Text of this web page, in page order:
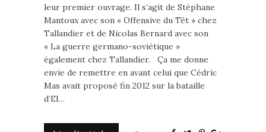
leur premier ouvrage. Il s’agit de Stéphane
Mantoux avec son « Offensive du Têt » chez
Tallandier et de Nicolas Bernard avec son
« La guerre germano-soviétique »
également chez Tallandier. Ça me donne
envie de remettre en avant celui que Cédric
Mas avait proposé fin 2012 sur la bataille
d’El…